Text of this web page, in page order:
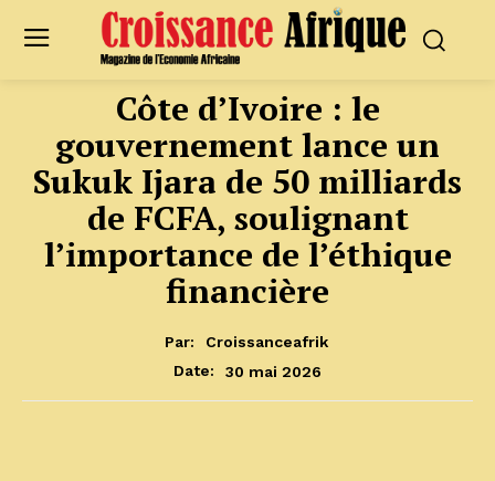
Côte d’Ivoire : le
gouvernement lance un
Sukuk Ijara de 50 milliards
de FCFA, soulignant
l’importance de l’éthique
financière
Par:
Croissanceafrik
Date:
30 mai 2026